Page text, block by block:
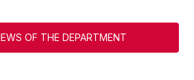
OF THE DEPARTMENT